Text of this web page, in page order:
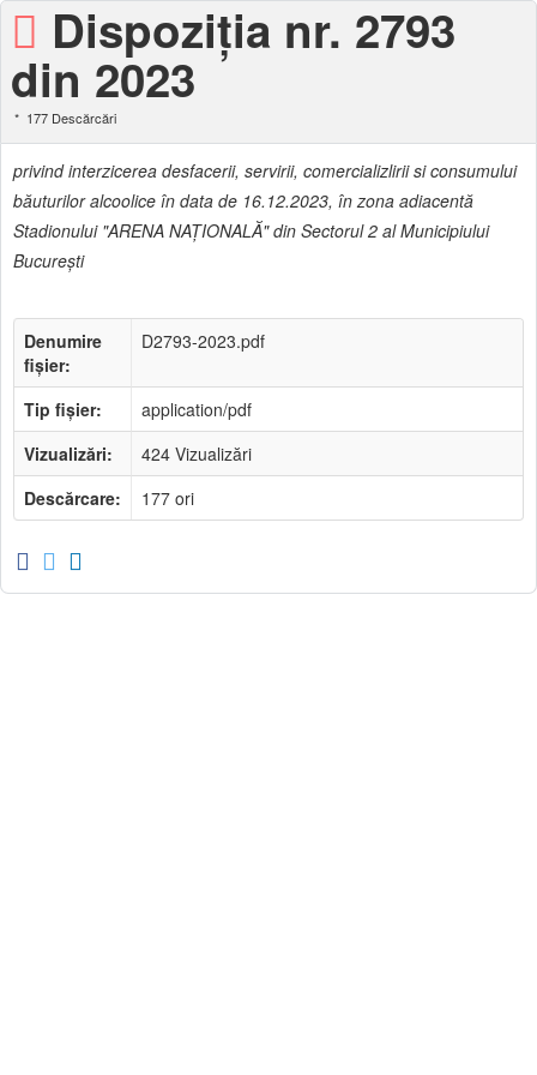
Dispoziţia nr. 2793
din 2023
177 Descărcări
privind interzicerea desfacerii, servirii, comercializlirii si consumului
băuturilor alcoolice în data de 16.12.2023, în zona adiacentă
Stadionului "ARENA NAŢIONALĂ" din Sectorul 2 al Municipiului
Bucureşti
Denumire
fișier:
D2793-2023.pdf
Tip fișier:
application/pdf
Vizualizări:
424 Vizualizări
Descărcare:
177 ori